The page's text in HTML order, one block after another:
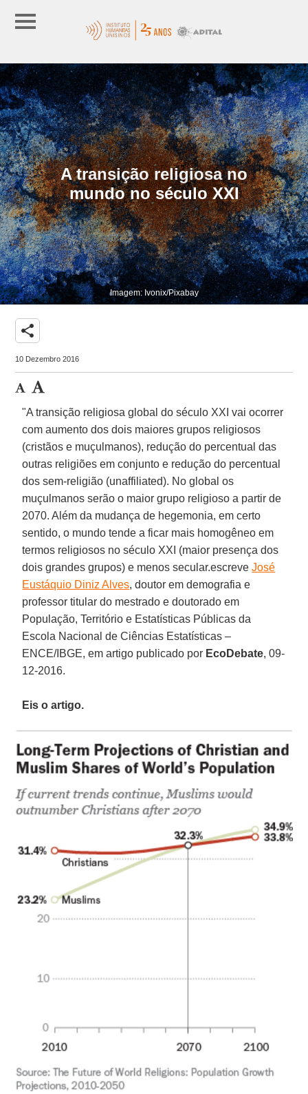
A transição religiosa no
mundo no século XXI
Imagem: Ivonix/Pixabay
share
10 Dezembro 2016
"A transição religiosa global do século XXI vai ocorrer
com aumento dos dois maiores grupos religiosos
(cristãos e muçulmanos), redução do percentual das
outras religiões em conjunto e redução do percentual
dos sem-religião (unaffiliated). No global os
muçulmanos serão o maior grupo religioso a partir de
2070. Além da mudança de hegemonia, em certo
sentido, o mundo tende a ficar mais homogêneo em
termos religiosos no século XXI (maior presença dos
dois grandes grupos) e menos secular.escreveJosé
Eustáquio Diniz Alves, doutor em demografia e
professor titular do mestrado e doutorado em
População, Território e Estatísticas Públicas da
Escola Nacional de Ciências Estatísticas –
ENCE/IBGE, em artigo publicado por EcoDebate, 09-
12-2016.
Eis o artigo.